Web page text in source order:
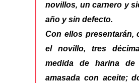
novillos, un carnero y
año y sin defecto.
Con ellos presentarán,
el novillo, tres
medida de harina de
amasada con aceite;